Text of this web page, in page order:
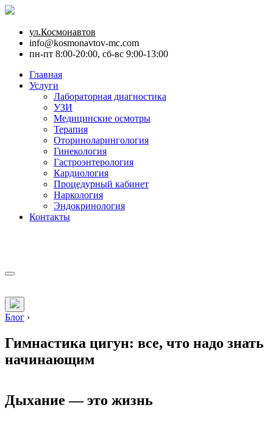
ул.Космонавтов
info@kosmonavtov-mc.com
пн-пт 8:00-20:00, сб-вс 9:00-13:00
Главная
Услуги
Лабораторная диагностика
УЗИ
Медицинские осмотры
Терапия
Оториноларингология
Гинекология
Гастроэнтерология
Кардиология
Процедурный кабинет
Наркология
Эндокринология
Контакты
Блог ›
Гимнастика цигун: все, что надо знать
начинающим
Дыхание — это жизнь